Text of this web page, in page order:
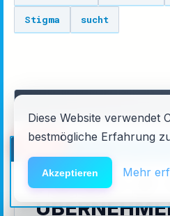
Stigma sucht
🆘Hilfe
Diese Website verwendet
bestmögliche Erfahrung
Akzeptieren Mehr